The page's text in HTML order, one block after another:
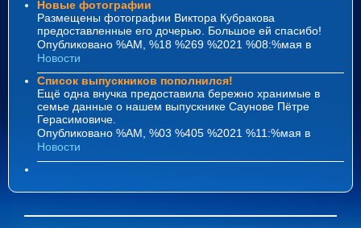
Новые фотографии
Размещены фотографии Виктора Кубракова
предоставленные его дочерью. Большое ей спасибо!
Опубликовано %AM, %18 %269 %2021 %08:%мая в
Новости
Список выпускников пополнился!
Ещё одна внучка предоставила бережно хранимые в
семье данные о нашем выпускнике Саунове Пётре
Герасимовиче.
Опубликовано %AM, %03 %405 %2021 %11:%мая в
Новости